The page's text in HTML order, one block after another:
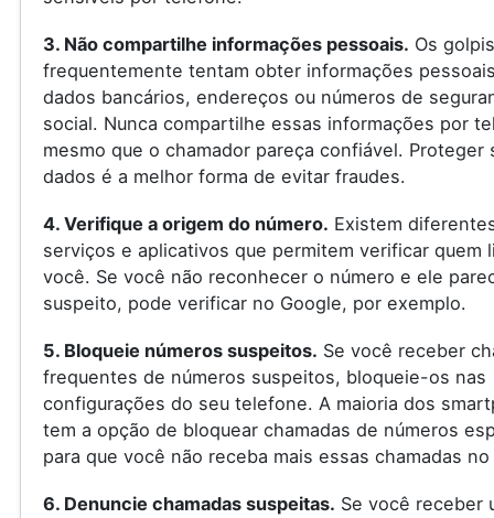
3. Não compartilhe informações pessoais. Os
frequentemente tentam obter informações
dados bancários, endereços ou números de
social. Nunca compartilhe essas informações por
mesmo que o chamador pareça confiável. Proteger
dados é a melhor forma de evitar fraudes.
4. Verifique a origem do número. Existem
serviços e aplicativos que permitem verificar quem
você. Se você não reconhecer o número e ele
suspeito, pode verificar no Google, por exemplo.
5. Bloqueie números suspeitos. Se você receber
frequentes de números suspeitos, bloqueie-os nas
configurações do seu telefone. A maioria dos
tem a opção de bloquear chamadas de números
para que você não receba mais essas chamadas
6. Denuncie chamadas suspeitas. Se você receber